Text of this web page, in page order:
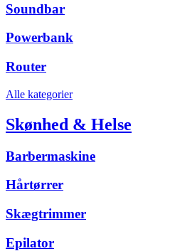
Soundbar
Powerbank
Router
Alle kategorier
Skønhed & Helse
Barbermaskine
Hårtørrer
Skægtrimmer
Epilator